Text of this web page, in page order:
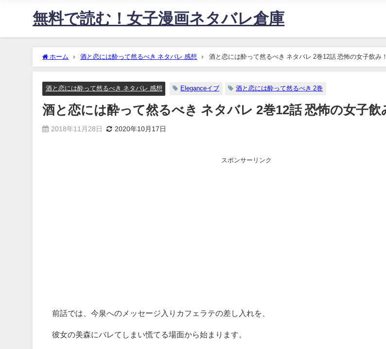
無料で読む！女子漫画ネタバレ倉庫
ホーム 酒と恋には酔って然るべき ネタバレ 感想 酒と恋には酔って然るべき ネタバレ 2巻12話 恐怖の女子飲み
酒と恋には酔って然るべき ネタバレ 感想 Eleganceイブ 酒と恋には酔って然るべき 2巻
酒と恋には酔って然るべき ネタバレ 2巻12話 恐怖の女子飲
2018年11月28日 2020年10月17日
スポンサーリンク
前話では、今泉へのメッセージ入りカフェラテの差し入れを、
彼女の美森にバレてしまい慌てる場面から始まります。